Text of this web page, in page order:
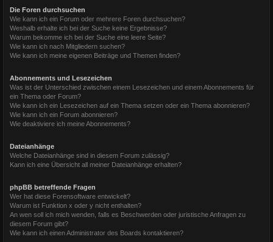
Die Foren durchsuchen
Wie kann ich ein Forum oder mehrere Foren durchsuchen?
Weshalb erhalte ich bei der Suche keine Ergebnisse?
Warum bekomme ich bei der Suche eine leere Seite?
Wie kann ich nach Mitgliedern suchen?
Wie kann ich meine eigenen Beiträge und Themen finden?
Abonnements und Lesezeichen
Was ist der Unterschied zwischen einem Lesezeichen und einem Abonnements für
ein Thema oder Forum?
Wie kann ich ein Lesezeichen auf ein Thema setzen oder ein Thema abonnieren?
Wie kann ich ein Forum abonnieren?
Wie deaktiviere ich meine Abonnements?
Dateianhänge
Welche Dateianhänge sind in diesem Forum zulässig?
Kann ich eine Übersicht all meiner Dateianhänge erhalten?
phpBB betreffende Fragen
Wer hat diese Forensoftware entwickelt?
Warum ist Funktion x oder y nicht enthalten?
An wen soll ich mich wenden, falls es Beschwerden oder juristische Anfragen zu
diesem Forum gibt?
Wie kann ich einen Administrator des Boards kontaktieren?